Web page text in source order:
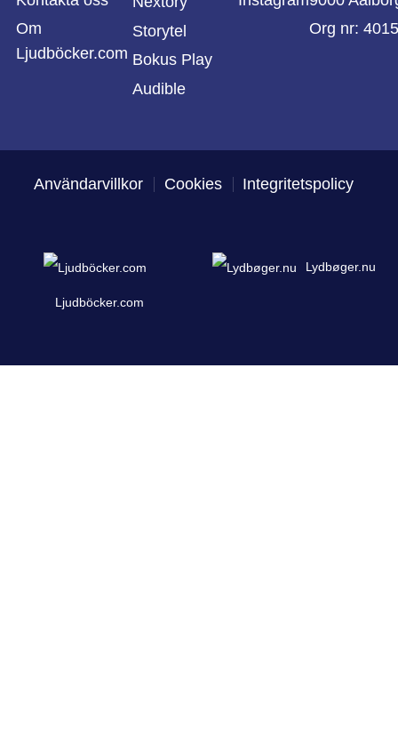
Om
Ljudböcker.com
Storytel
Bokus Play
Audible
Org nr:
Användarvillkor Cookies Integritetspolicy
Ljudböcker.com
Lydbøger.nu